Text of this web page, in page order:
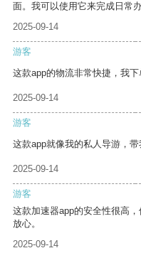
面。我可以使用它来完成日常
2025-09-14
游客
这款app的物流非常快捷，我下
2025-09-14
游客
这款app就像我的私人导游，带
2025-09-14
游客
这款加速器app的安全性很高
放心。
2025-09-14